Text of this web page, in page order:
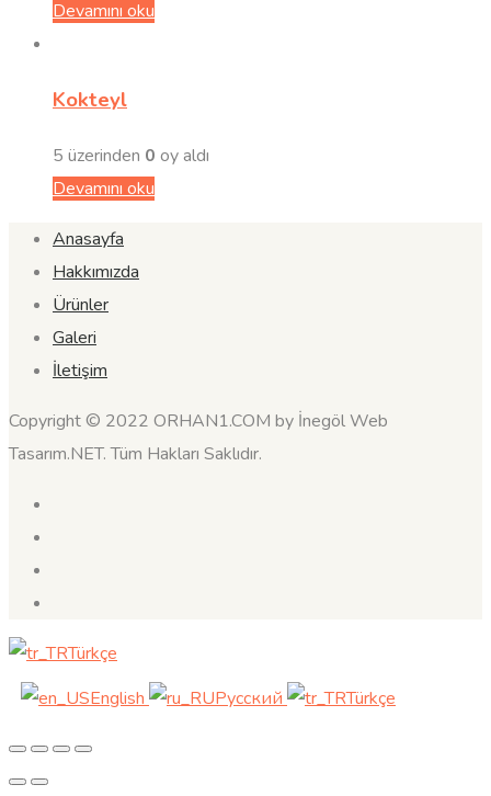
Devamını oku
Kokteyl
5 üzerinden 0 oy aldı
Devamını oku
Anasayfa
Hakkımızda
Ürünler
Galeri
İletişim
Copyright © 2022 ORHAN1.COM by İnegöl Web
Tasarım.NET. Tüm Hakları Saklıdır.
Türkçe
English
Русский Türkçe